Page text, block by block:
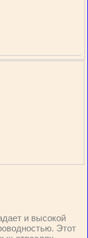
и высокой
Этот